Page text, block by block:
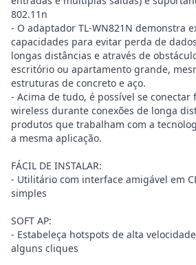
802.11n
- O adaptador TL-WN821N demonstra
capacidades para evitar perda de
longas distâncias e através de
escritório ou apartamento grande,
estruturas de concreto e aço.
- Acima de tudo, é possível se conectar
wireless durante conexões de longa
produtos que trabalham com a
a mesma aplicação.
FÁCIL DE INSTALAR:
- Utilitário com interface amigável em
simples
SOFT AP:
- Estabeleça hotspots de alta
alguns cliques